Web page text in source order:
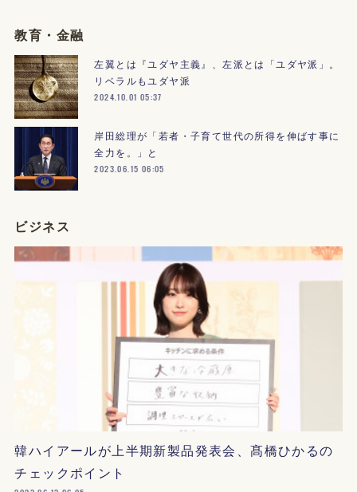
教育・金融
左翼とは『ユダヤ主義』、左派とは「ユダヤ派」。
リベラルもユダヤ派
2024.10.01 05:37
岸田総理が「若者・子育て世代の所得を伸ばす事に
全力を。」と
2023.06.15 06:05
ビジネス
韓ハイアールが上半期新製品発表会、髙橋ひかるの
チェックポイント